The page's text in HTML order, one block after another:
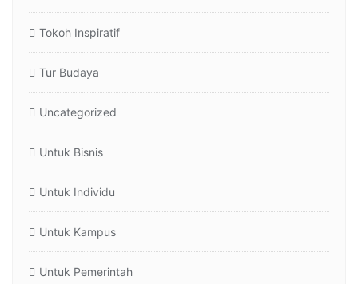
Tokoh Inspiratif
Tur Budaya
Uncategorized
Untuk Bisnis
Untuk Individu
Untuk Kampus
Untuk Pemerintah